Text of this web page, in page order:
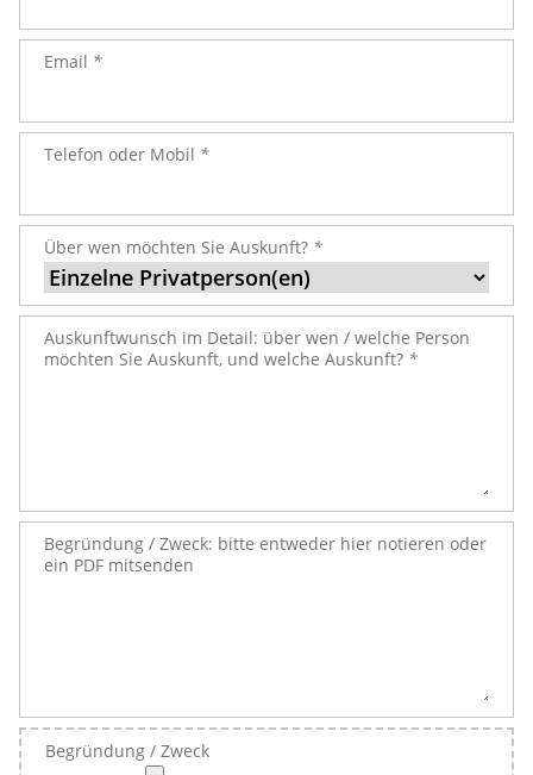
Email *
Telefon oder Mobil *
Über wen möchten Sie Auskunft? *
Auskunftwunsch im Detail: über wen / welche Person
möchten Sie Auskunft, und welche Auskunft? *
Begründung / Zweck: bitte entweder hier notieren oder
ein PDF mitsenden
Begründung / Zweck